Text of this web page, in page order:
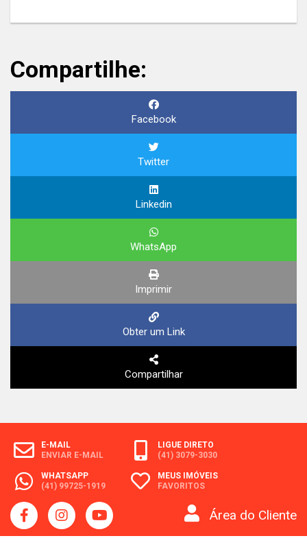
Compartilhe:
Facebook
Twitter
Linkedin
WhatsApp
Imprimir
Obter um Link
Compartilhar
E-MAIL
ENVIAR E-MAIL
LIGUE DIRETO
(41) 3079-3030
WHATSAPP
(41) 99725-1919
MEUS IMÓVEIS
FAVORITOS
Área do Cliente